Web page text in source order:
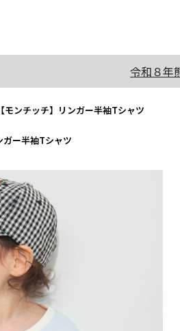
令和８年
【モンチッチ】リンガー半袖Tシャツ
ガー半袖Tシャツ